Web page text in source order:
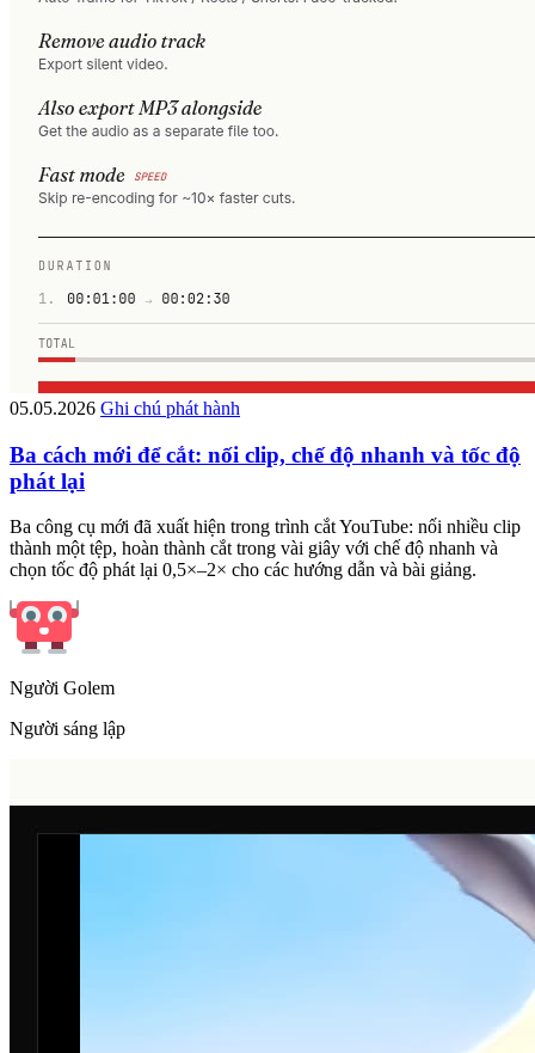
05.05.2026 Ghi chú phát hành
Ba cách mới để cắt: nối clip, chế độ nhanh và tốc độ
phát lại
Ba công cụ mới đã xuất hiện trong trình cắt YouTube: nối nhiều clip
thành một tệp, hoàn thành cắt trong vài giây với chế độ nhanh và
chọn tốc độ phát lại 0,5×–2× cho các hướng dẫn và bài giảng.
Người Golem
Người sáng lập